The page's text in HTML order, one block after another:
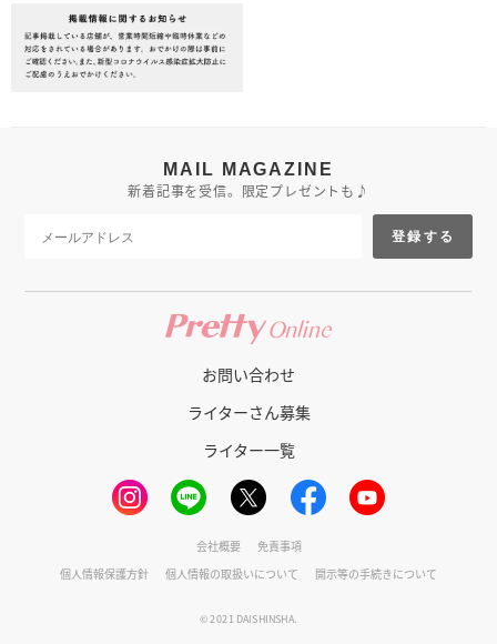
MAIL MAGAZINE
新着記事を受信。限定プレゼントも♪
登録する
お問い合わせ
ライターさん募集
ライター一覧
会社概要
免責事項
個人情報保護方針
個人情報の取扱いについて 開示等の手続きについて
© 2021 DAISHINSHA.